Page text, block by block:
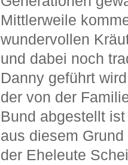
Mittlerweile
wundervollen
und dabei noch
Danny geführt
der von der
Bund abgestellt
aus diesem
der Eheleute